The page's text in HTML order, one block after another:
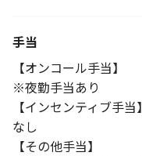
手当
【オンコール手当】
※夜勤手当あり
【インセンティブ手当】
なし
【その他手当】